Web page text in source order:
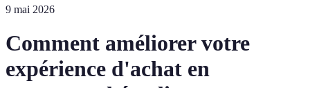
9 mai 2026
Comment améliorer votre
expérience d'achat en